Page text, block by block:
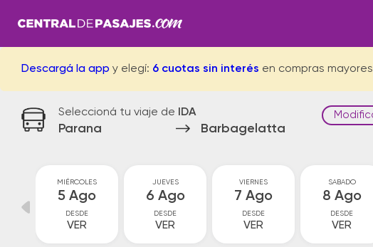
Descargá la app y elegí: 6 cuotas sin interés en compras
Seleccioná tu viaje de IDA
Parana Barbagelatta
MIÉRCOLES
5 Ago
DESDE
VER
JUEVES
6 Ago
DESDE
VER
VIERNES
7 Ago
DESDE
VER
SABADO
8 Ago
DESDE
VER